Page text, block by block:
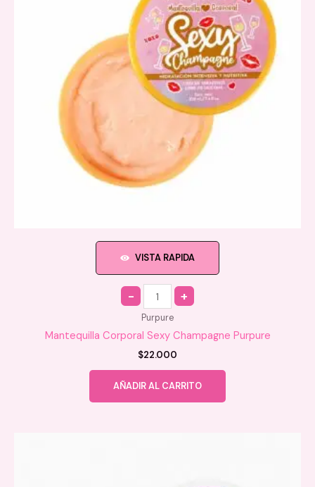
VISTA RAPIDA
Quantity
Purpure
Mantequilla Corporal Sexy Champagne Purpure
$22.000
AÑADIR AL CARRITO